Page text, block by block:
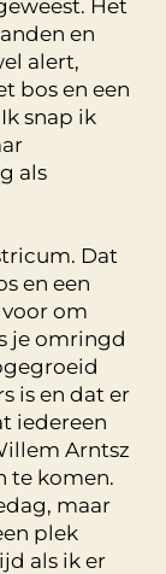
Het
en
alert,
bos en een
snap ik
als
Dat
en een
om
je omringd
is en dat er
iedereen
Arntsz
te komen.
maar
plek
als ik er